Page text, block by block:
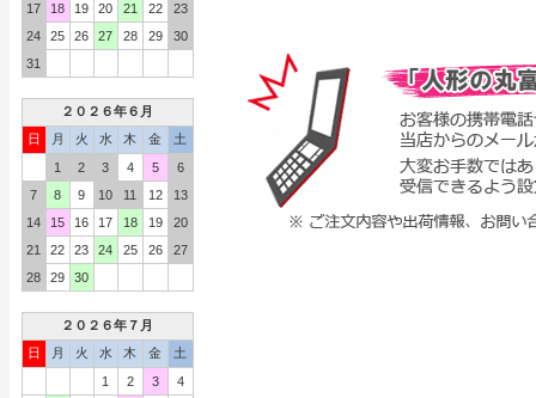
17
18 19 20 21 22
23
24
25 26 27 28 29
30
31
２０２６年６月
日
月 火 水 木 金
土
1
2 3 4 5
6
7
8 9 10 11 12
13
14
15 16 17 18 19
20
21
22 23 24 25 26
27
28
29 30
２０２６年７月
日
月 火 水 木 金
土
1
2 3 4